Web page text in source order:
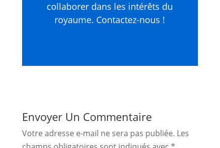
collaborer dans les intérêts du
royaume. Contactez-nous !
Envoyer Un Commentaire
Votre adresse e-mail ne sera pas publiée. Les